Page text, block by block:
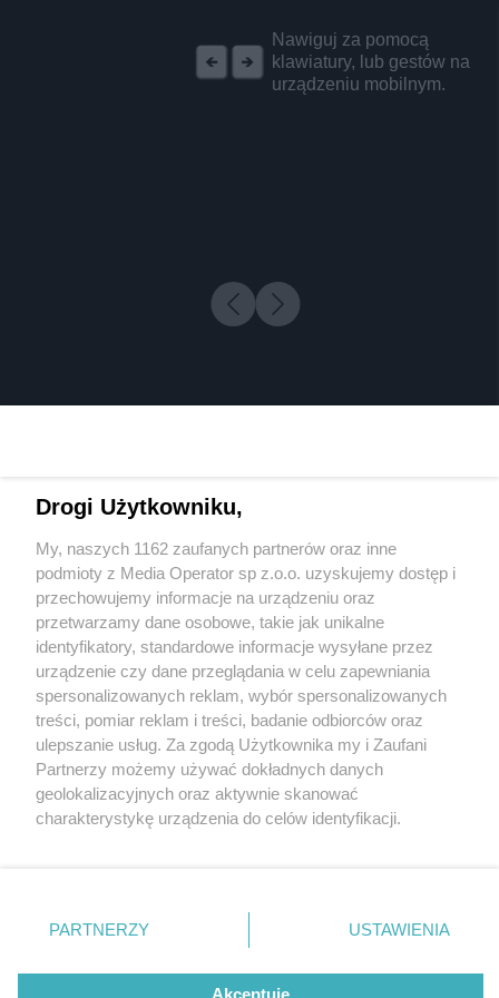
Nawiguj za pomocą
klawiatury, lub gestów na
urządzeniu mobilnym.
1 / 0
Wydawca mediów lokalnych
Nie zapomnij
zapoznać się z:
polityką prywatności regulamin korzystania z portali
Twojemiasto
Piekary Śląskie
Chorzów
Tarnowskie Góry
Gliwice
Skontakuj sięz nami
Kontakt
Wydawca
Redakcja
Drogi Użytkowniku,
My, naszych 1162 zaufanych partnerów oraz inne
podmioty z Media Operator sp z.o.o. uzyskujemy dostęp i
przechowujemy informacje na urządzeniu oraz
przetwarzamy dane osobowe, takie jak unikalne
identyfikatory, standardowe informacje wysyłane przez
urządzenie czy dane przeglądania w celu zapewniania
spersonalizowanych reklam, wybór spersonalizowanych
treści, pomiar reklam i treści, badanie odbiorców oraz
ulepszanie usług. Za zgodą Użytkownika my i Zaufani
Partnerzy możemy używać dokładnych danych
geolokalizacyjnych oraz aktywnie skanować
charakterystykę urządzenia do celów identyfikacji.
zmienić/wycofać klikając przycisk ustawień prywatności
znajdujący się w lewym dolnym rogu strony
rodzaje przetwarzania danych nie wymagają zgody
użytkownika, ale masz prawo sprzeciwić się takiemu
PARTNERZY USTAWIENIA
Akceptuję